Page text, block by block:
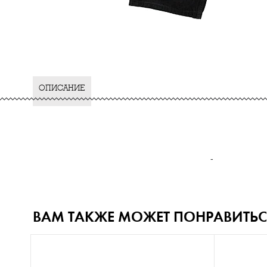
ОПИСАНИЕ
-
ВАМ ТАКЖЕ МОЖЕТ